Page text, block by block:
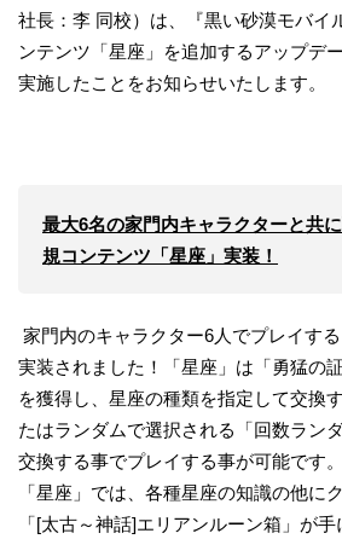
社長：李 同校）は、『黒い砂漠モバイ
ンテンツ「星座」を追加するアップデ
実施したことをお知らせいたします。
最大6名の家門内キャラクターと共
規コンテンツ「星座」実装！
家門内のキャラクター6人でプレイす
実装されました！「星座」は「勇猛の
を獲得し、星座の種類を指定して交換
たはランダムで選択される「回数ラン
交換する事でプレイする事が可能です。
「星座」では、各種星座の知識の他に
「[太古～神話]エリアンルーン箱」が